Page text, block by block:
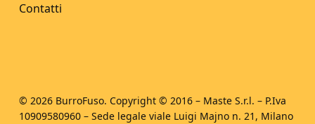
Contatti
© 2026 BurroFuso. Copyright © 2016 – Maste S.r.l. – P.Iva
10909580960 – Sede legale viale Luigi Majno n. 21, Milano